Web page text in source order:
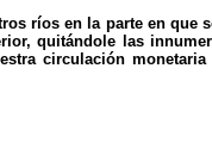
ríos en la parte en
quitándole las
circulación